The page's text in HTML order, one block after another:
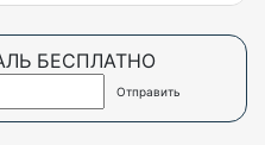
БЕСПЛАТНО